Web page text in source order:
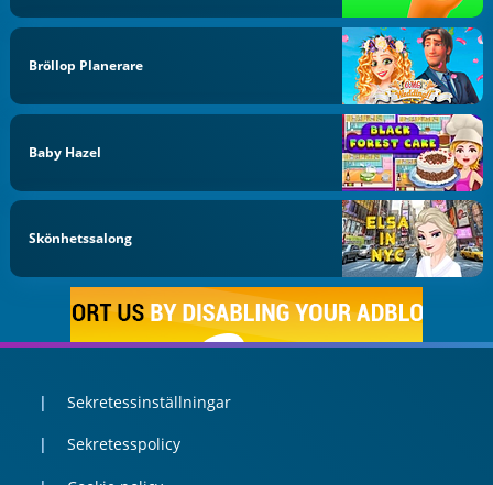
Bröllop Planerare
Baby Hazel
Skönhetssalong
Sekretessinställningar
Sekretesspolicy